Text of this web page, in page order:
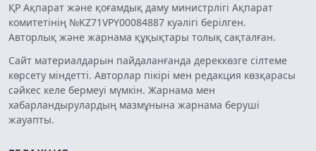
ҚР Ақпарат және қоғамдық даму министрлігі Ақпарат
комитетінің №KZ71VPY00084887 куәлігі берілген.
Авторлық және жарнама құқықтары толық сақталған.
Сайт материалдарын пайдаланғанда дереккөзге сілтеме
көрсету міндетті. Авторлар пікірі мен редакция көзқарасы
сәйкес келе бермеуі мүмкін. Жарнама мен
хабарландырулардың мазмұнына жарнама беруші
жауапты.